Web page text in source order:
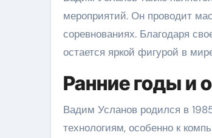
мероприятий. Он проводит
соревнованиях. Благодаря
остается яркой фигурой в
Ранние годы и
Вадим Усланов родился в
технологиям, особенно к